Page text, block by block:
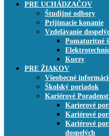
PRE UCHÁDZAČOV
Študijné odbory
Prijímacie konanie
Vzdelávanie
Pomaturitné
Kurzy
PRE ŽIAKOV
Všeobecné
Školský poriadok
Kariérové
Karierové
Kariérové
Kariérové
dospelých